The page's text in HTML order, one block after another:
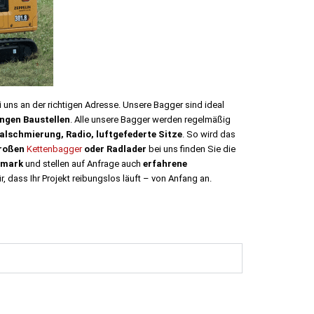
an der richtigen Adresse. Unsere Bagger sind ideal
Baustellen. Alle unsere Bagger werden regelmäßig
Radio, luftgefederte Sitze. So wird das
Kettenbaggeroder Radlader bei uns finden Sie die
und stellen auf Anfrage auch erfahrene
dass Ihr Projekt reibungslos läuft – von Anfang an.